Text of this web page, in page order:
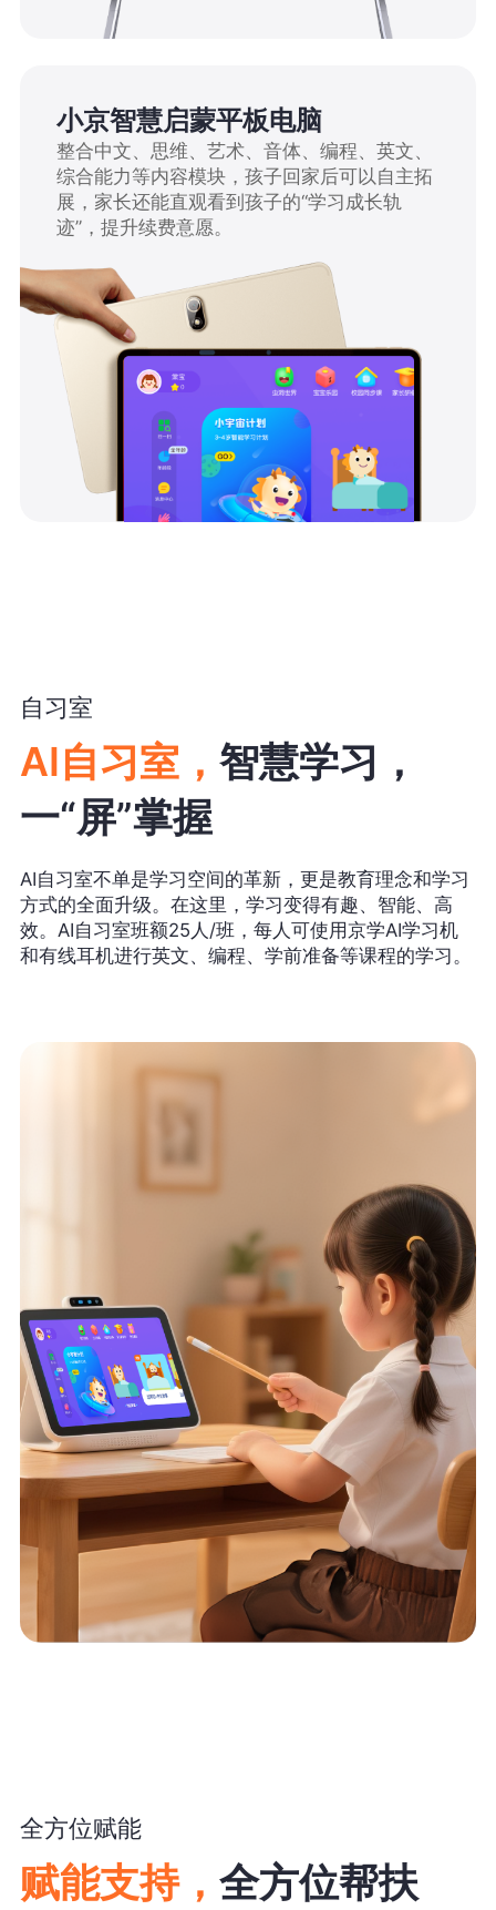
小京智慧启蒙平板电脑
整合中文、思维、艺术、音体、编程、英文、
综合能力等内容模块，孩子回家后可以自主拓
展，家长还能直观看到孩子的“学习成长轨
迹”，提升续费意愿。
自习室
AI自习室， 智慧学习，
一“屏”掌握
AI自习室不单是学习空间的革新，更是教育理念和学习
方式的全面升级。在这里，学习变得有趣、智能、高
效。AI自习室班额25人/班，每人可使用京学AI学习机
和有线耳机进行英文、编程、学前准备等课程的学习。
全方位赋能
赋能支持， 全方位帮扶